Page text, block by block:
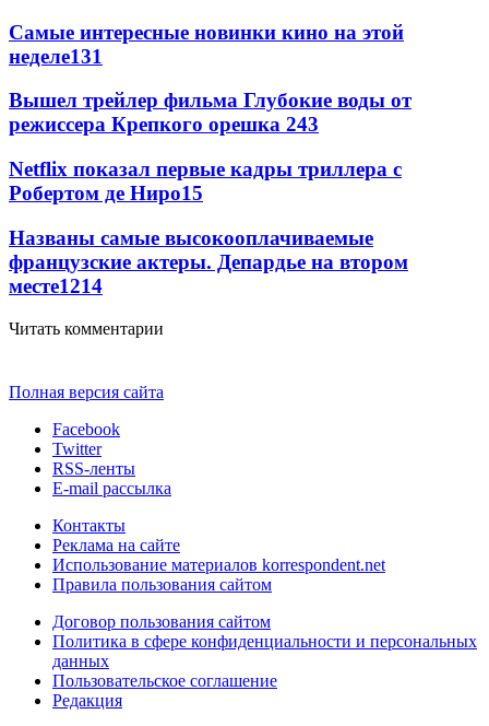
Самые интересные новинки кино на этой
неделе131
Вышел трейлер фильма Глубокие воды от
режиссера Крепкого орешка 243
Netflix показал первые кадры триллера с
Робертом де Ниро15
Названы самые высокооплачиваемые
французские актеры. Депардье на втором
месте1214
Читать комментарии
Полная версия сайта
Facebook
Twitter
RSS-ленты
E-mail рассылка
Контакты
Реклама на сайте
Использование материалов korrespondent.net
Правила пользования сайтом
Договор пользования сайтом
Политика в сфере конфиденциальности и персональных
данных
Пользовательское соглашение
Редакция